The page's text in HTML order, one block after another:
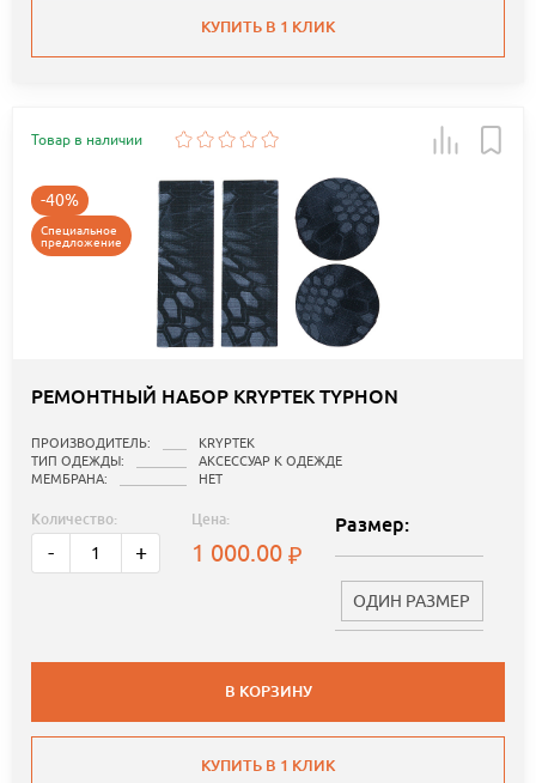
КУПИТЬ В 1 КЛИК
Товар в наличии
-40%
Специальное
предложение
РЕМОНТНЫЙ НАБОР KRYPTEK TYPHON
ПРОИЗВОДИТЕЛЬ:
KRYPTEK
ТИП ОДЕЖДЫ:
АКСЕССУАР К ОДЕЖДЕ
МЕМБРАНА:
НЕТ
Количество:
- +
Цена:
1 000.00
Размер:
ОДИН РАЗМЕР
В КОРЗИНУ
КУПИТЬ В 1 КЛИК